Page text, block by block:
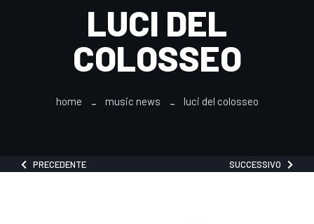
LUCI DEL
COLOSSEO
home music news luci del colosseo
PRECEDENTE SUCCESSIVO